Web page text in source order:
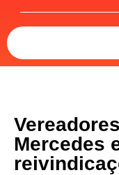
Mercedes